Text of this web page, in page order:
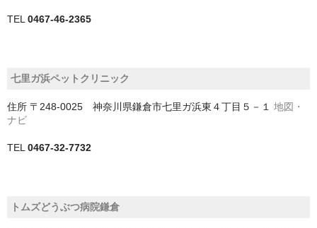
東金市
柏市
TEL 0467-46-2365
七里ガ浜ペットクリニック
住所 〒248-0025 神奈川県鎌倉市七里ガ浜東４丁目５－１ 地図・
ナビ
TEL 0467-32-7732
トムズどうぶつ病院鎌倉